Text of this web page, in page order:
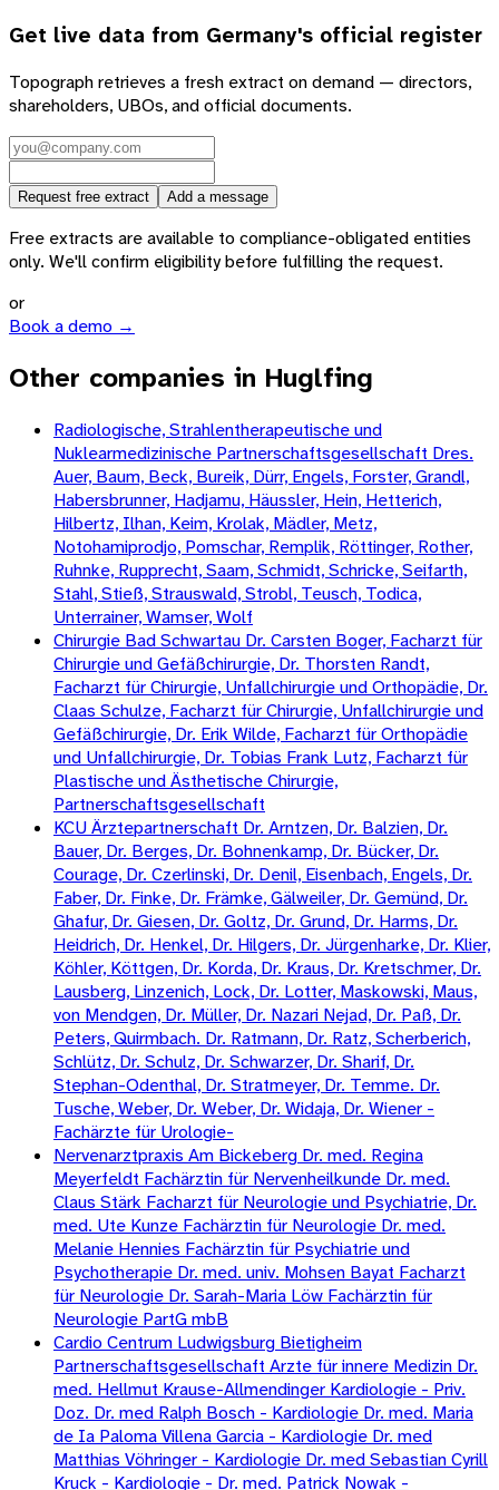
Get live data from Germany's official register
Topograph retrieves a fresh extract on demand — directors,
shareholders, UBOs, and official documents.
Request free extract Add a message
Free extracts are available to compliance-obligated entities
only. We'll confirm eligibility before fulfilling the request.
or
Book a demo →
Other companies in Huglfing
Radiologische, Strahlentherapeutische und
Nuklearmedizinische Partnerschaftsgesellschaft Dres.
Auer, Baum, Beck, Bureik, Dürr, Engels, Forster, Grandl,
Habersbrunner, Hadjamu, Häussler, Hein, Hetterich,
Hilbertz, Ilhan, Keim, Krolak, Mädler, Metz,
Notohamiprodjo, Pomschar, Remplik, Röttinger, Rother,
Ruhnke, Rupprecht, Saam, Schmidt, Schricke, Seifarth,
Stahl, Stieß, Strauswald, Strobl, Teusch, Todica,
Unterrainer, Wamser, Wolf
Chirurgie Bad Schwartau Dr. Carsten Boger, Facharzt für
Chirurgie und Gefäßchirurgie, Dr. Thorsten Randt,
Facharzt für Chirurgie, Unfallchirurgie und Orthopädie, Dr.
Claas Schulze, Facharzt für Chirurgie, Unfallchirurgie und
Gefäßchirurgie, Dr. Erik Wilde, Facharzt für Orthopädie
und Unfallchirurgie, Dr. Tobias Frank Lutz, Facharzt für
Plastische und Ästhetische Chirurgie,
Partnerschaftsgesellschaft
KCU Ärztepartnerschaft Dr. Arntzen, Dr. Balzien, Dr.
Bauer, Dr. Berges, Dr. Bohnenkamp, Dr. Bücker, Dr.
Courage, Dr. Czerlinski, Dr. Denil, Eisenbach, Engels, Dr.
Faber, Dr. Finke, Dr. Främke, Gälweiler, Dr. Gemünd, Dr.
Ghafur, Dr. Giesen, Dr. Goltz, Dr. Grund, Dr. Harms, Dr.
Heidrich, Dr. Henkel, Dr. Hilgers, Dr. Jürgenharke, Dr. Klier,
Köhler, Köttgen, Dr. Korda, Dr. Kraus, Dr. Kretschmer, Dr.
Lausberg, Linzenich, Lock, Dr. Lotter, Maskowski, Maus,
von Mendgen, Dr. Müller, Dr. Nazari Nejad, Dr. Paß, Dr.
Peters, Quirmbach. Dr. Ratmann, Dr. Ratz, Scherberich,
Schlütz, Dr. Schulz, Dr. Schwarzer, Dr. Sharif, Dr.
Stephan-Odenthal, Dr. Stratmeyer, Dr. Temme. Dr.
Tusche, Weber, Dr. Weber, Dr. Widaja, Dr. Wiener -
Fachärzte für Urologie-
Nervenarztpraxis Am Bickeberg Dr. med. Regina
Meyerfeldt Fachärztin für Nervenheilkunde Dr. med.
Claus Stärk Facharzt für Neurologie und Psychiatrie, Dr.
med. Ute Kunze Fachärztin für Neurologie Dr. med.
Melanie Hennies Fachärztin für Psychiatrie und
Psychotherapie Dr. med. univ. Mohsen Bayat Facharzt
für Neurologie Dr. Sarah-Maria Löw Fachärztin für
Neurologie PartG mbB
Cardio Centrum Ludwigsburg Bietigheim
Partnerschaftsgesellschaft Arzte für innere Medizin Dr.
med. Hellmut Krause-Allmendinger Kardiologie - Priv.
Doz. Dr. med Ralph Bosch - Kardiologie Dr. med. Maria
de Ia Paloma Villena Garcia - Kardiologie Dr. med
Matthias Vöhringer - Kardiologie Dr. med Sebastian Cyrill
Kruck - Kardiologie - Dr. med. Patrick Nowak -